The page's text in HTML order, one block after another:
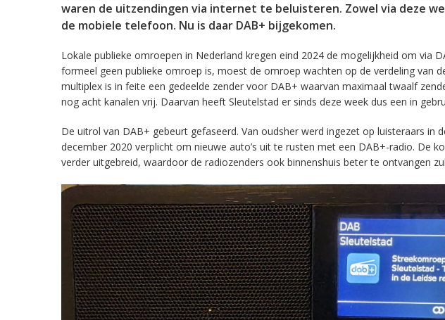
waren de uitzendingen via internet te beluisteren. Zowel via deze
de mobiele telefoon. Nu is daar DAB+ bijgekomen.
Lokale publieke omroepen in Nederland kregen eind 2024 de mogelijkheid om via
formeel geen publieke omroep is, moest de omroep wachten op de verdeling van
multiplex is in feite een gedeelde zender voor DAB+ waarvan maximaal twaalf
nog acht kanalen vrij. Daarvan heeft Sleutelstad er sinds deze week dus een in
De uitrol van DAB+ gebeurt gefaseerd. Van oudsher werd ingezet op luisteraars in
december 2020 verplicht om nieuwe auto’s uit te rusten met een DAB+-radio. De
verder uitgebreid, waardoor de radiozenders ook binnenshuis beter te ontvangen